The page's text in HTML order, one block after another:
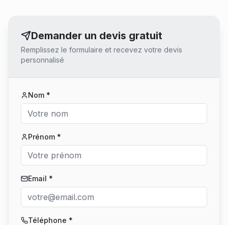
Demander un devis gratuit
Remplissez le formulaire et recevez votre devis
personnalisé
Nom *
Prénom *
Email *
Téléphone *